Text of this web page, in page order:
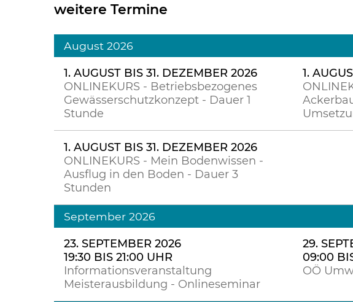
weitere Termine
August 2026
1. AUGUST BIS 31. DEZEMBER 2026
ONLINEKURS - Betriebsbezogenes
Gewässerschutzkonzept - Dauer 1
Stunde
1.
1. AUGUST BIS 31. DEZEMBER 2026
ONLINEKURS - Mein Bodenwissen -
Ausflug in den Boden - Dauer 3
Stunden
September 2026
23. SEPTEMBER 2026
19:30 BIS 21:00 UHR
Informationsveranstaltung
Meisterausbildung - Onlineseminar
29.
09:00
OÖ